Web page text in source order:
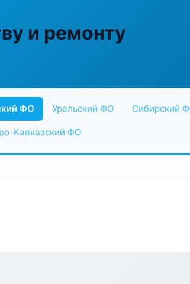
и ремонту
ФО Уральский ФО Сибирский
Кавказский ФО